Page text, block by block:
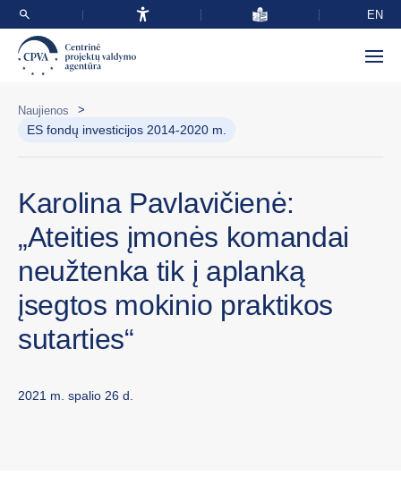
EN
Naujienos >
ES fondų investicijos 2014-2020 m.
Karolina Pavlavičienė:
„Ateities įmonės komandai
neužtenka tik į aplanką
įsegtos mokinio praktikos
sutarties“
2021 m. spalio 26 d.